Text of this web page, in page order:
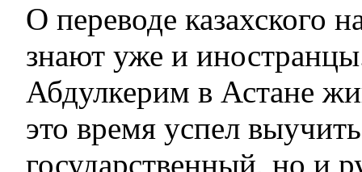
О переводе казахского
знают уже и
Абдулкерим в Астане
это время успел
государственный, но и